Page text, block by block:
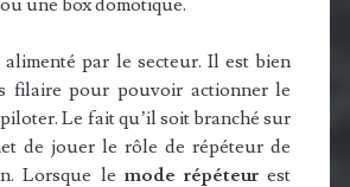
par le secteur. Il est bien
filaire pour pouvoir actionner le
Le fait qu’il soit branché sur
de jouer le rôle de répéteur de
Lorsque le mode répéteur est